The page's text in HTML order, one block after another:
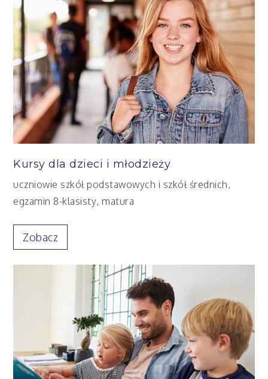
Kursy dla dzieci i młodzieży
uczniowie szkół podstawowych i szkół średnich,
egzamin 8-klasisty, matura
Zobacz